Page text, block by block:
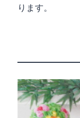
ります。